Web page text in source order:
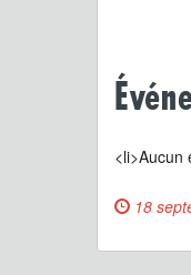
<li>Aucun
18